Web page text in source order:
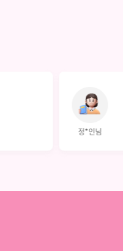
정*인님